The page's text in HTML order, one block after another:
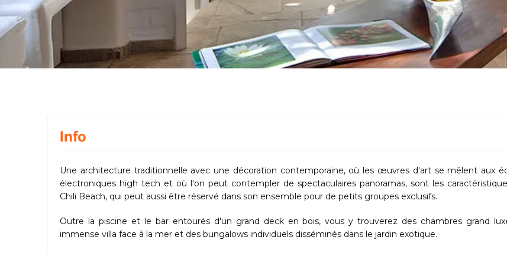
Info
Une architecture traditionnelle avec une décoration contemporaine, où les œuvres d'art se mêlent aux
électroniques high tech et où l'on peut contempler de spectaculaires panoramas, sont les
Chili Beach, qui peut aussi être réservé dans son ensemble pour de petits groupes exclusifs.
Outre la piscine et le bar entourés d'un grand deck en bois, vous y trouverez des chambres grand
immense villa face à la mer et des bungalows individuels disséminés dans le jardin exotique.